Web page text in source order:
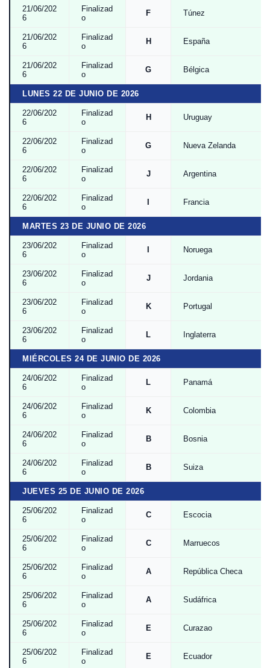
21/06/202
6
Finalizad
o
F Túnez
21/06/202
6
Finalizad
o
H España
21/06/202
6
Finalizad
o
G Bélgica
LUNES 22 DE JUNIO DE 2026
22/06/202
6
Finalizad
o
H Uruguay
22/06/202
6
Finalizad
o
G Nueva Zelanda
22/06/202
6
Finalizad
o
J Argentina
22/06/202
6
Finalizad
o
Francia
MARTES 23 DE JUNIO DE 2026
23/06/202
6
Finalizad
o
Noruega
23/06/202
6
Finalizad
o
J Jordania
23/06/202
6
Finalizad
o
K Portugal
23/06/202
6
Finalizad
o
L Inglaterra
MIÉRCOLES 24 DE JUNIO DE 2026
24/06/202
6
Finalizad
o
L Panamá
24/06/202
6
Finalizad
o
K Colombia
24/06/202
6
Finalizad
o
B Bosnia
24/06/202
6
Finalizad
o
B Suiza
JUEVES 25 DE JUNIO DE 2026
25/06/202
6
Finalizad
o
C Escocia
25/06/202
6
Finalizad
o
C Marruecos
25/06/202
6
Finalizad
o
A República Checa
25/06/202
6
Finalizad
o
A Sudáfrica
25/06/202
6
Finalizad
o
E Curazao
25/06/202
6
Finalizad
o
E Ecuador